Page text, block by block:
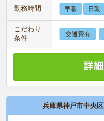
勤務時間 早番 日勤
こだわり
条件
交通費有
兵庫県神戸市中央区